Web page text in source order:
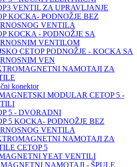
VENTIL ZA UPRAVLJANJE
KOCKA- PODNOŽJE BEZ
VENTILA
KOCKA - PODNOŽJE SA
VENTILOM
CETOP PODNOŽJE - KOCKA SA
VEN
NAMOTAJI ZA
konektor
MODULAR CETOP 5 -
5 - DVORADNI
5 KOCKA- PODNOŽJE BEZ
VENTILA
NAMOTAJI ZA
CETOP 5
YEAT VENTILI
NAMOTAJI - ŠPULE